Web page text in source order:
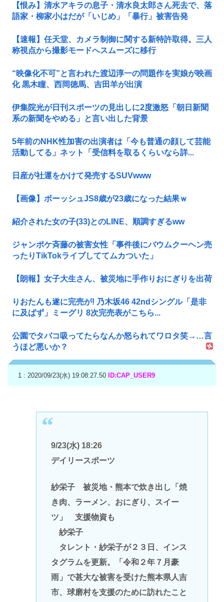
【恨み】清水アキラの息子・清水良太郎さん死去で、落
語家・柳家小はだが「いじめ」「暴行」被害告発
【速報】任天堂、カメラ制御に関する新特許取得。三人
称視点から撮影モードへスムーズに移行
“映像化不可”と言われた渡辺淳一の問題作を実娘が映画
化 黒木瞳、西岡徳馬、吉田羊が出演
伊集院光が日刊スポーツの見出しに2度激怒「朝日新聞
系の新聞をやめる」と言い出した背景
5年前のNHK性加害の出演者は「今も普通の顔して芸能
活動してる」ネット「受信料を取るくらいなら詳...
日産が社運をかけて発売するSUVwww
【画像】ボーッシュJS8歳が23歳になった結果ｗ
紹介された女の子(33)とのLINE、順調すぎるww
ジャンポケ斉藤の被害女性「事件後にバウムクーヘン売
ったりTikTokライブしててムカついた」
【朗報】女子大生さん、被災地に手作りおにぎりを出荷
りおたんも遂に完売が! 乃木坂46 42ndシングル「是非
に及ばず」ミーグリ 8次完売表がこちら...
公園でタバコ吸ってたらなんか怒られてワロタ笑→…言
うほど悪いか？
1 : 2020/09/23(水) 19:08:27.50 ID:CAP_USER9
9/23(水) 18:26
デイリースポーツ
紗栄子 被災地・熊本で炊き出し「焼
き肉、ラーメン、おにぎり、スイー
ツ」 支援物資も
紗栄子
タレント・紗栄子が２３日、インス
タグラムを更新。「令和２年７月豪
雨」で甚大な被害を受けた熊本県人吉
市、球磨村を支援のために訪れたこと